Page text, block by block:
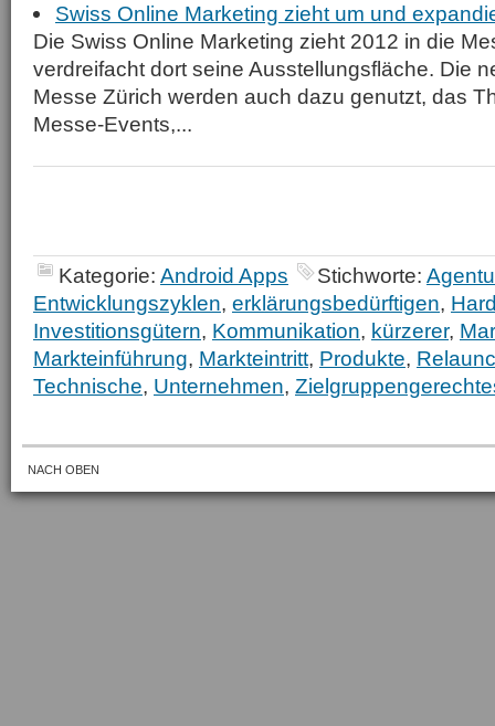
Swiss Online Marketing zieht um und
Die Swiss Online Marketing zieht 2012 in die
verdreifacht dort seine Ausstellungsfläche. Die
Messe Zürich werden auch dazu genutzt, das
Messe-Events,...
Kategorie: Android Apps Stichworte:
Entwicklungszyklen, erklärungsbedürftigen,
Investitionsgütern, Kommunikation, kürzerer,
Markteinführung, Markteintritt, Produkte,
Technische, Unternehmen,
NACH OBEN